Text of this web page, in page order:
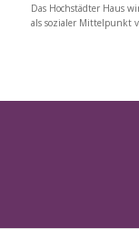
Das Hochstädter Haus
als sozialer Mittelpunkt